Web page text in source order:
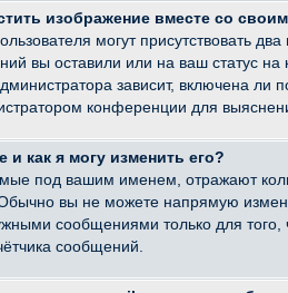
изображение вместе со
могут присутствовать
вы оставили или на ваш статус
зависит, включена ли
конференции для
и как я могу изменить его?
под вашим именем, отражают
вы не можете напрямую
сообщениями только для того,
сообщений.